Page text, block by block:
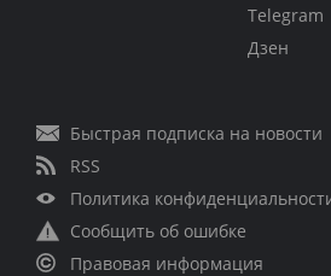
Telegram
Дзен
Быстрая подписка на новости
RSS
Политика
Сообщить об ошибке
Правовая информация